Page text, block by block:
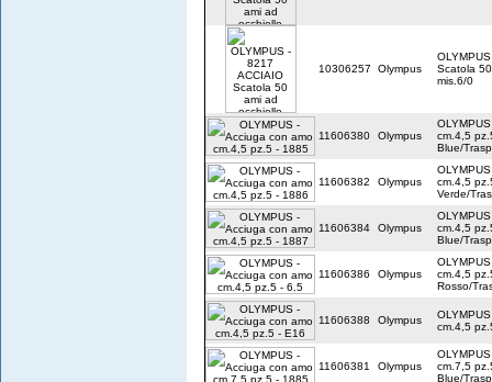
10306257 Olympus
Scatola
mis.6/0
11606380 Olympus
cm.4,5
Blue/
11606382 Olympus
cm.4,5
Verde/
11606384 Olympus
cm.4,5
Blue/
11606386 Olympus
cm.4,5
Rosso/
11606388 Olympus
cm.4,5
11606381 Olympus
cm.7,5
Blue/